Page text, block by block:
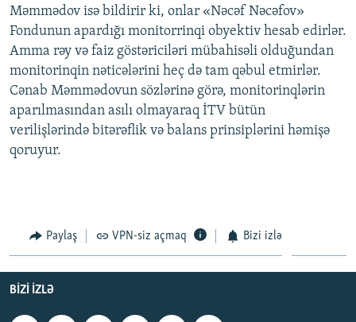
Məmmədov isə bildirir ki, onlar «Nəcəf Nəcəfov»
Fondunun apardığı monitorrinqi obyektiv hesab edirlər.
Amma rəy və faiz göstəriciləri mübahisəli olduğundan
monitorinqin nəticələrini heç də tam qəbul etmirlər.
Cənab Məmmədovun sözlərinə görə, monitorinqlərin
aparılmasından asılı olmayaraq İTV bütün
verilişlərində bitərəflik və balans prinsiplərini həmişə
qoruyur.
Paylaş VPN-siz açmaq Bizi izlə
BIZI IZLƏ